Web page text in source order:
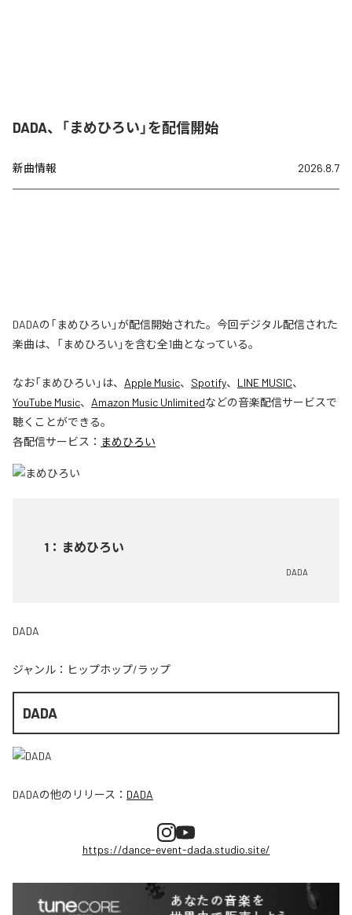
DADA、「まめひろい」を配信開始
新曲情報 2026.8.7
DADAの「まめひろい」が配信開始された。今回デジタル配信された
楽曲は、「まめひろい」を含む全1曲となっている。
なお「まめひろい 」は、 Apple Music、 Spotify、 LINE MUSIC、
YouTube Music、 Amazon Music Unlimitedなどの音楽配信サービスで
聴くことができる。
各配信サービス： まめひろい
1 ： まめひろい
DADA
DADA
ジャンル： ヒップホップ/ラップ
DADA
DADAの他のリリース： DADA
https://dance-event-dada.studio.site/